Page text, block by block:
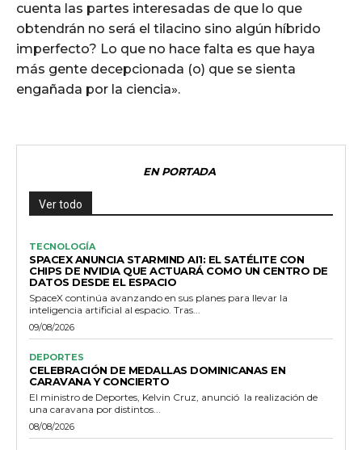
cuenta las partes interesadas de que lo que
obtendrán no será el tilacino sino algún híbrido
imperfecto? Lo que no hace falta es que haya
más gente decepcionada (o) que se sienta
engañada por la ciencia».
EN PORTADA
Ver todo
TECNOLOGÍA
SPACEX ANUNCIA STARMIND AI1: EL SATÉLITE CON
CHIPS DE NVIDIA QUE ACTUARÁ COMO UN CENTRO DE
DATOS DESDE EL ESPACIO
SpaceX continúa avanzando en sus planes para llevar la
inteligencia artificial al espacio. Tras...
09/08/2026
DEPORTES
CELEBRACIÓN DE MEDALLAS DOMINICANAS EN
CARAVANA Y CONCIERTO
El ministro de Deportes, Kelvin Cruz, anunció la realización de
una caravana por distintos...
08/08/2026